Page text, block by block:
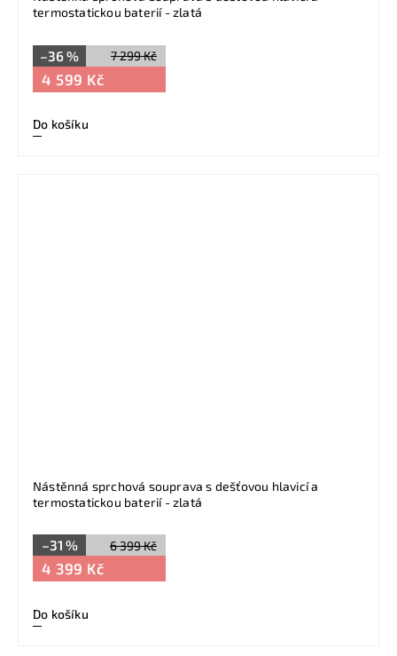
termostatickou baterií - zlatá
7 299 Kč
–36 %
4 599 Kč
Do košíku
Nástěnná sprchová souprava s dešťovou hlavicí a
termostatickou baterií - zlatá
6 399 Kč
–31 %
4 399 Kč
Do košíku